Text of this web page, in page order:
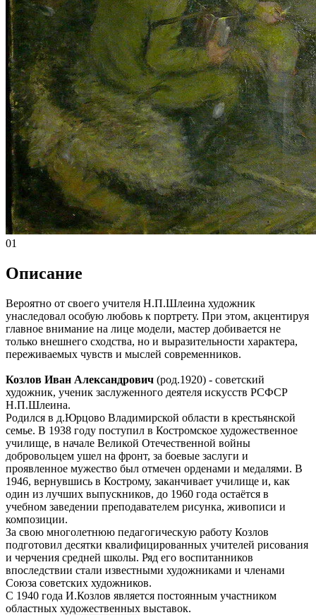
01
Описание
Вероятно от своего учителя Н.П.Шлеина художник
унаследовал особую любовь к портрету. При этом, акцентируя
главное внимание на лице модели, мастер добивается не
только внешнего сходства, но и выразительности характера,
переживаемых чувств и мыслей современников.
Козлов Иван Александрович (род.1920) - советский
художник, ученик заслуженного деятеля искусств РСФСР
Н.П.Шлеина.
Родился в д.Юрцово Владимирской области в крестьянской
семье. В 1938 году поступил в Костромское художественное
училище, в начале Великой Отечественной войны
добровольцем ушел на фронт, за боевые заслуги и
проявленное мужество был отмечен орденами и медалями. В
1946, вернувшись в Кострому, заканчивает училище и, как
один из лучших выпускников, до 1960 года остаётся в
учебном заведении преподавателем рисунка, живописи и
композиции.
За свою многолетнюю педагогическую работу Козлов
подготовил десятки квалифицированных учителей рисования
и черчения средней школы. Ряд его воспитанников
впоследствии стали известными художниками и членами
Союза советских художников.
С 1940 года И.Козлов является постоянным участником
областных художественных выставок.